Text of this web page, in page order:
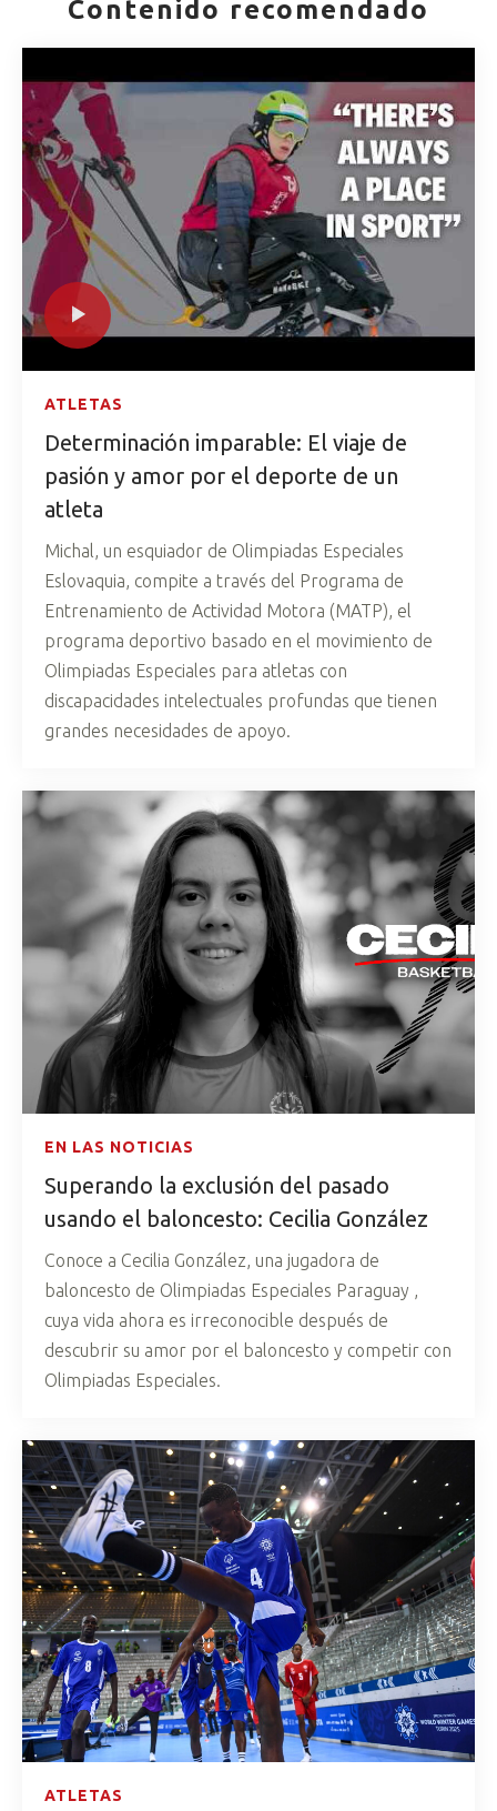
Contenido recomendado
ATLETAS
Determinación imparable: El viaje de
pasión y amor por el deporte de un
atleta
Michal, un esquiador de Olimpiadas Especiales
Eslovaquia, compite a través del Programa de
Entrenamiento de Actividad Motora (MATP), el
programa deportivo basado en el movimiento de
Olimpiadas Especiales para atletas con
discapacidades intelectuales profundas que tienen
grandes necesidades de apoyo.
EN LAS NOTICIAS
Superando la exclusión del pasado
usando el baloncesto: Cecilia González
Conoce a Cecilia González, una jugadora de
baloncesto de Olimpiadas Especiales Paraguay ,
cuya vida ahora es irreconocible después de
descubrir su amor por el baloncesto y competir con
Olimpiadas Especiales.
ATLETAS